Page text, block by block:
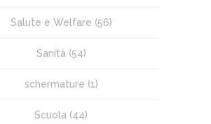
Salute e Welfare (56)
Sanità (54)
schermature (1)
Scuola (44)